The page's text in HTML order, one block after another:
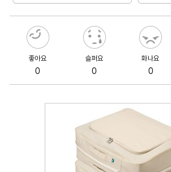
좋아요
0
슬퍼요
0
화나요
0